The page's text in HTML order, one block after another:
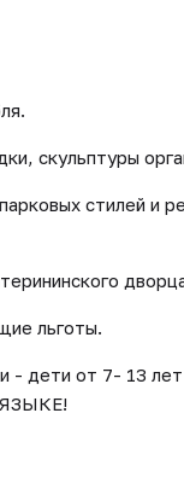
скульптуры
стилей и
льготы.
- дети от 7- 13